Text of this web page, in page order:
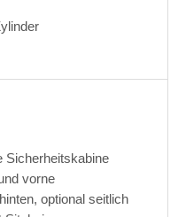
Sicherheitskabine
vorne
optional seitlich